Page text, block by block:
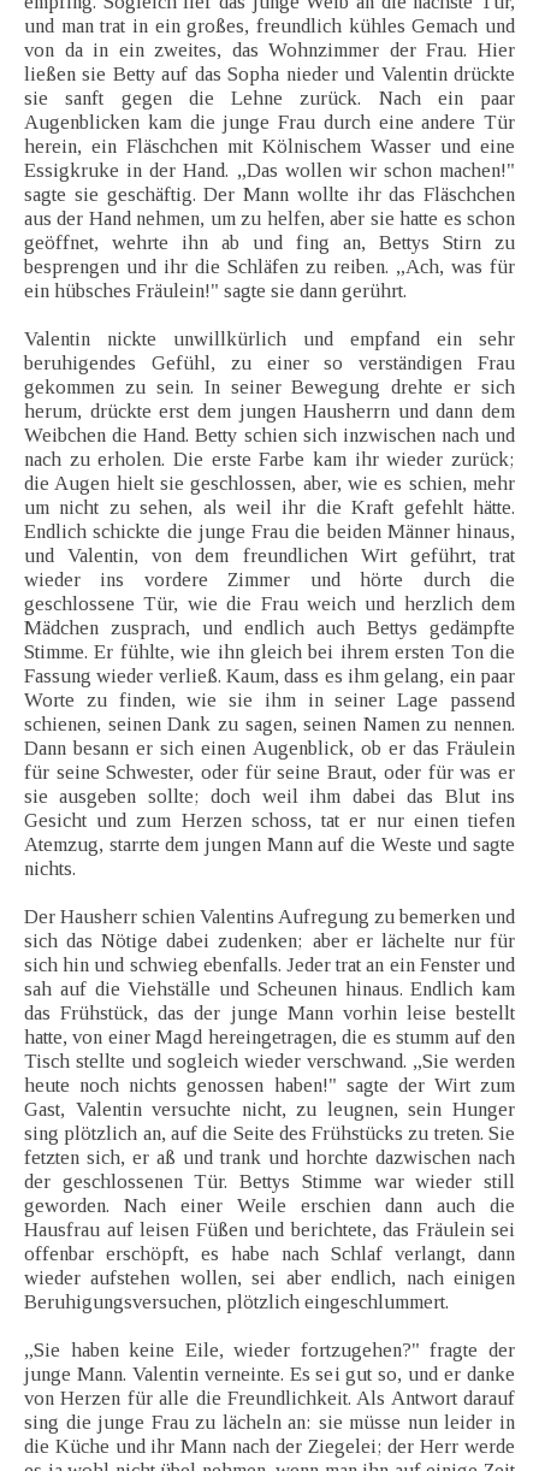
und man trat in ein großes, freundlich kühles Gemach und
von da in ein zweites, das Wohnzimmer der Frau. Hier
ließen sie Betty auf das Sopha nieder und Valentin drückte
sie sanft gegen die Lehne zurück. Nach ein paar
Augenblicken kam die junge Frau durch eine andere Tür
herein, ein Fläschchen mit Kölnischem Wasser und eine
Essigkruke in der Hand. „Das wollen wir schon machen!"
sagte sie geschäftig. Der Mann wollte ihr das Fläschchen
aus der Hand nehmen, um zu helfen, aber sie hatte es schon
geöffnet, wehrte ihn ab und fing an, Bettys Stirn zu
besprengen und ihr die Schläfen zu reiben. „Ach, was für
ein hübsches Fräulein!" sagte sie dann gerührt.
Valentin nickte unwillkürlich und empfand ein sehr
beruhigendes Gefühl, zu einer so verständigen Frau
gekommen zu sein. In seiner Bewegung drehte er sich
herum, drückte erst dem jungen Hausherrn und dann dem
Weibchen die Hand. Betty schien sich inzwischen nach und
nach zu erholen. Die erste Farbe kam ihr wieder zurück;
die Augen hielt sie geschlossen, aber, wie es schien, mehr
um nicht zu sehen, als weil ihr die Kraft gefehlt hätte.
Endlich schickte die junge Frau die beiden Männer hinaus,
und Valentin, von dem freundlichen Wirt geführt, trat
wieder ins vordere Zimmer und hörte durch die
geschlossene Tür, wie die Frau weich und herzlich dem
Mädchen zusprach, und endlich auch Bettys gedämpfte
Stimme. Er fühlte, wie ihn gleich bei ihrem ersten Ton die
Fassung wieder verließ. Kaum, dass es ihm gelang, ein paar
Worte zu finden, wie sie ihm in seiner Lage passend
schienen, seinen Dank zu sagen, seinen Namen zu nennen.
Dann besann er sich einen Augenblick, ob er das Fräulein
für seine Schwester, oder für seine Braut, oder für was er
sie ausgeben sollte; doch weil ihm dabei das Blut ins
Gesicht und zum Herzen schoss, tat er nur einen tiefen
Atemzug, starrte dem jungen Mann auf die Weste und sagte
nichts.
Der Hausherr schien Valentins Aufregung zu bemerken und
sich das Nötige dabei zudenken; aber er lächelte nur für
sich hin und schwieg ebenfalls. Jeder trat an ein Fenster und
sah auf die Viehställe und Scheunen hinaus. Endlich kam
das Frühstück, das der junge Mann vorhin leise bestellt
hatte, von einer Magd hereingetragen, die es stumm auf den
Tisch stellte und sogleich wieder verschwand. „Sie werden
heute noch nichts genossen haben!" sagte der Wirt zum
Gast, Valentin versuchte nicht, zu leugnen, sein Hunger
sing plötzlich an, auf die Seite des Frühstücks zu treten. Sie
fetzten sich, er aß und trank und horchte dazwischen nach
der geschlossenen Tür. Bettys Stimme war wieder still
geworden. Nach einer Weile erschien dann auch die
Hausfrau auf leisen Füßen und berichtete, das Fräulein sei
offenbar erschöpft, es habe nach Schlaf verlangt, dann
wieder aufstehen wollen, sei aber endlich, nach einigen
Beruhigungsversuchen, plötzlich eingeschlummert.
„Sie haben keine Eile, wieder fortzugehen?" fragte der
junge Mann. Valentin verneinte. Es sei gut so, und er danke
von Herzen für alle die Freundlichkeit. Als Antwort darauf
sing die junge Frau zu lächeln an: sie müsse nun leider in
die Küche und ihr Mann nach der Ziegelei; der Herr werde